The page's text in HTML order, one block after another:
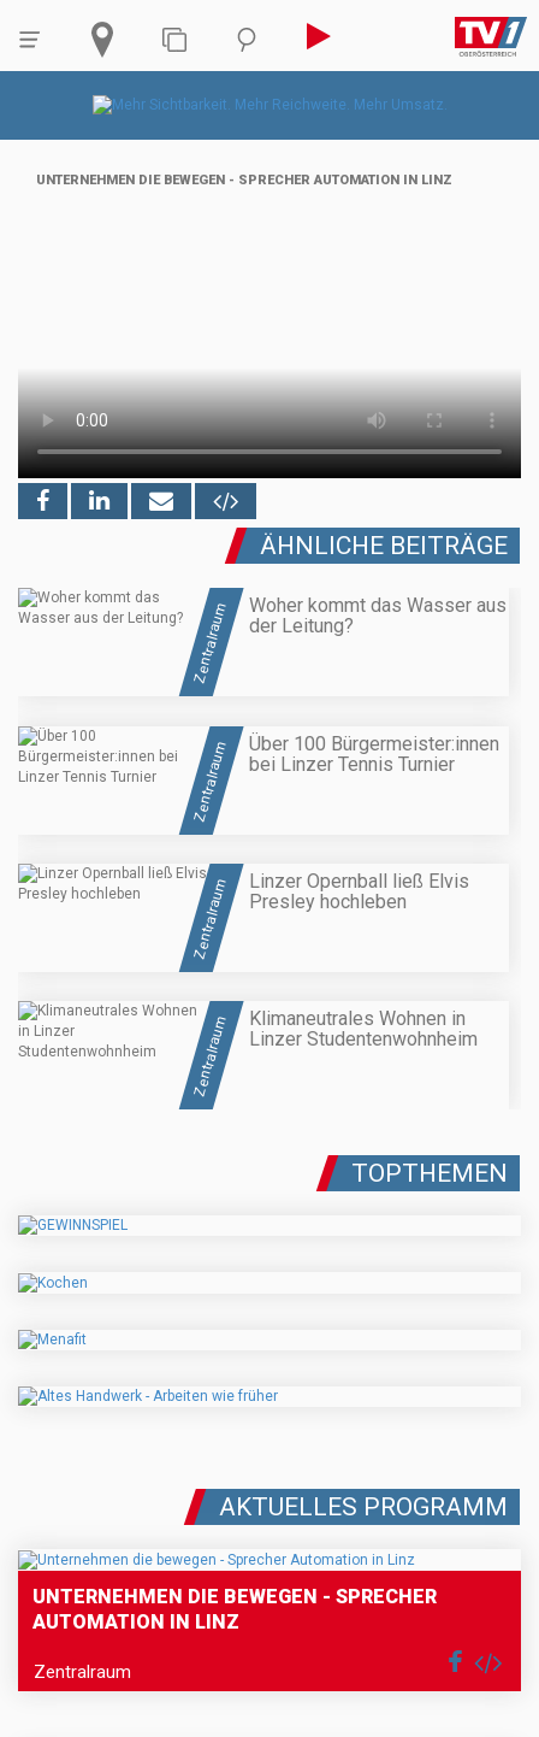
UNTERNEHMEN DIE BEWEGEN - SPRECHER AUTOMATION IN LINZ
ÄHNLICHE BEITRÄGE
Zentralraum
Woher kommt das Wasser aus
der Leitung?
Zentralraum
Über 100 Bürgermeister:innen
bei Linzer Tennis Turnier
Zentralraum
Linzer Opernball ließ Elvis
Presley hochleben
Zentralraum
Klimaneutrales Wohnen in
Linzer Studentenwohnheim
TOPTHEMEN
AKTUELLES PROGRAMM
UNTERNEHMEN DIE BEWEGEN - SPRECHER
AUTOMATION IN LINZ
Zentralraum